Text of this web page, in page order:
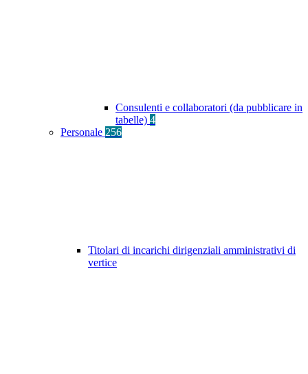
Consulenti e collaboratori (da pubblicare in
tabelle) 4
Personale 256
Titolari di incarichi dirigenziali amministrativi di
vertice